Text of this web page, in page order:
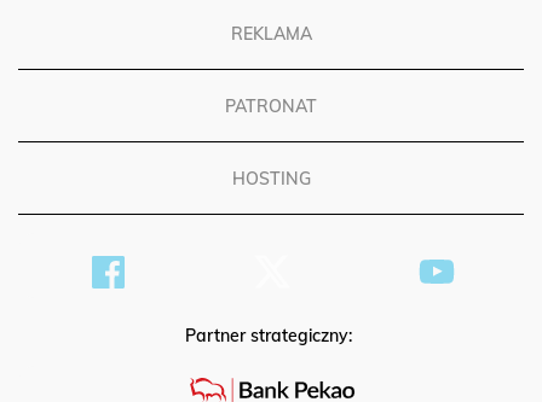
REKLAMA
PATRONAT
HOSTING
Partner strategiczny: